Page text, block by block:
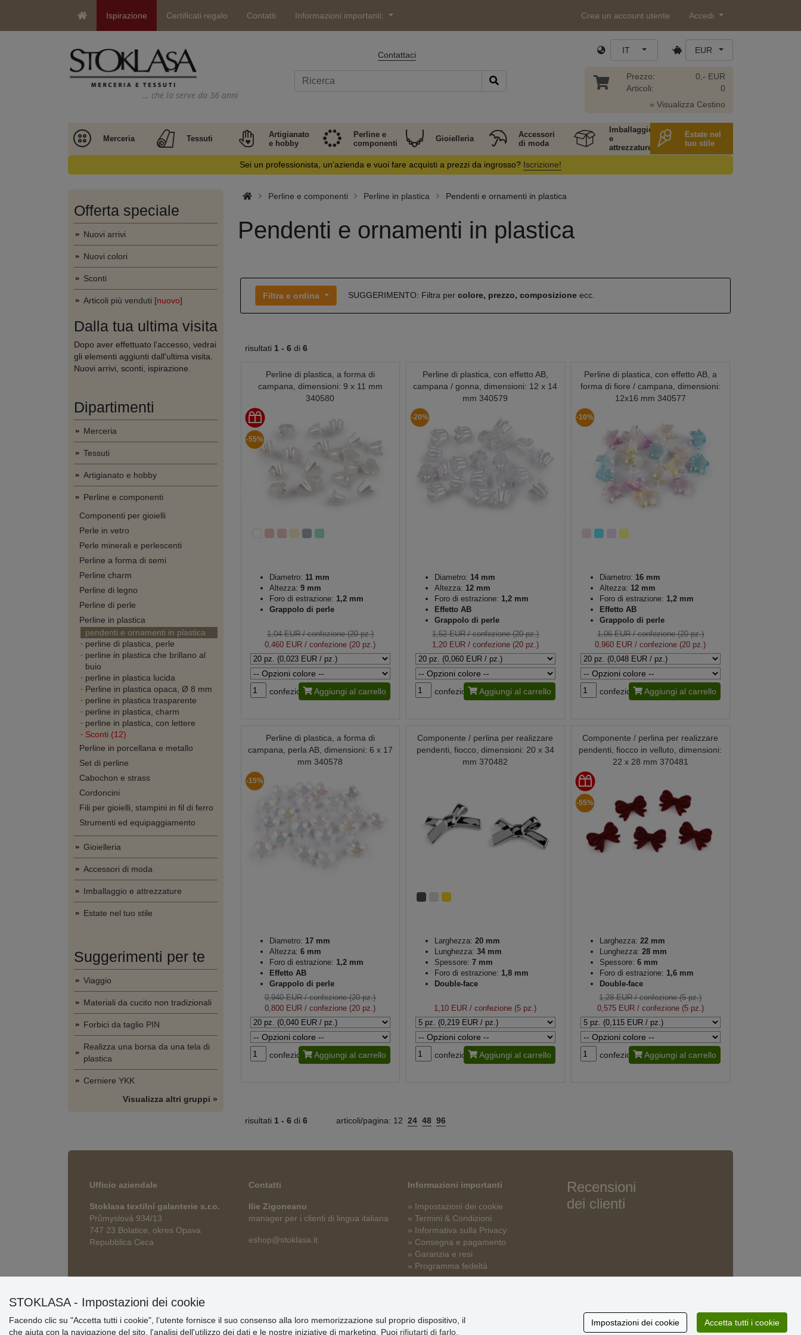
Ispirazione Certificati regalo Contatti Informazioni importanti: Crea un account utente Accedi
… che la serve da 36 anni
Contattaci IT EUR
Prezzo:
Articoli:
0,- EUR
0
» Visualizza Cestino
Merceria Tessuti
Artigianato
e hobby
Perline e
componenti
Gioielleria
Accessori
di moda
Imballaggio
e
attrezzature
Estate nel
tuo stile
Sei un professionista, un'azienda e vuoi fare acquisti a prezzi da ingrosso? Iscrizione!
Offerta speciale
Nuovi arrivi
Nuovi colori
Sconti
Articoli più venduti [nuovo]
Dalla tua ultima visita
Dopo aver effettuato l'accesso, vedrai
gli elementi aggiunti dall'ultima visita.
Nuovi arrivi, sconti, ispirazione.
Dipartimenti
Merceria
Tessuti
Artigianato e hobby
Perline e componenti
Componenti per gioielli
Perle in vetro
Perle minerali e perlescenti
Perline a forma di semi
Perline charm
Perline di legno
Perline di perle
Perline in plastica
pendenti e ornamenti in plastica
perline di plastica, perle
perline in plastica che brillano al
buio
perline in plastica lucida
Perline in plastica opaca, Ø 8 mm
perline in plastica trasparente
perline in plastica, charm
perline in plastica, con lettere
Sconti (12)
Perline in porcellana e metallo
Set di perline
Cabochon e strass
Cordoncini
Fili per gioielli, stampini in fil di ferro
Strumenti ed equipaggiamento
Gioielleria
Accessori di moda
Imballaggio e attrezzature
Estate nel tuo stile
Suggerimenti per te
Viaggio
Materiali da cucito non tradizionali
Forbici da taglio PIN
Realizza una borsa da una tela di
plastica
Cerniere YKK
Visualizza altri gruppi »
Perline e componenti Perline in plastica Pendenti e ornamenti in plastica
Pendenti e ornamenti in plastica
Filtra e ordina SUGGERIMENTO: Filtra per colore, prezzo, composizioneecc.
risultati 1 - 6 di 6
Perline di plastica, a forma di
campana, dimensioni: 9 x 11 mm
340580
-55%
Diametro: 11 mm
Altezza: 9 mm
Foro di estrazione: 1,2 mm
Grappolo di perle
1,04 EUR/ confezione (20 pz.)
0,460 EUR / confezione (20 pz.)
confezione Aggiungi al carrello
Perline di plastica, con effetto AB,
campana / gonna, dimensioni: 12 x 14
mm 340579
-20%
Diametro: 14 mm
Altezza: 12 mm
Foro di estrazione: 1,2 mm
Effetto AB
Grappolo di perle
1,52 EUR/ confezione (20 pz.)
1,20 EUR/ confezione (20 pz.)
confezione Aggiungi al carrello
Perline di plastica, con effetto AB, a
forma di fiore / campana, dimensioni:
12x16 mm 340577
-10%
Diametro: 16 mm
Altezza: 12 mm
Foro di estrazione: 1,2 mm
Effetto AB
Grappolo di perle
1,06 EUR/ confezione (20 pz.)
0,960 EUR / confezione (20 pz.)
confezione Aggiungi al carrello
Perline di plastica, a forma di
campana, perla AB, dimensioni: 6 x 17
mm 340578
-15%
Diametro: 17 mm
Altezza: 6 mm
Foro di estrazione: 1,2 mm
Effetto AB
Grappolo di perle
0,940 EUR/ confezione (20 pz.)
0,800 EUR / confezione (20 pz.)
confezione Aggiungi al carrello
Componente / perlina per realizzare
pendenti, fiocco, dimensioni: 20 x 34
mm 370482
Larghezza: 20 mm
Lunghezza: 34 mm
Spessore: 7 mm
Foro di estrazione: 1,8 mm
Double-face
1,10 EUR / confezione (5 pz.)
confezione Aggiungi al carrello
Componente / perlina per realizzare
pendenti, fiocco in velluto, dimensioni:
22 x 28 mm 370481
-55%
Larghezza: 22 mm
Lunghezza: 28 mm
Spessore: 6 mm
Foro di estrazione: 1,6 mm
Double-face
1,28 EUR/ confezione (5 pz.)
0,575 EUR/ confezione (5 pz.)
confezione Aggiungi al carrello
risultati 1 - 6 di 6 articoli/pagina: 12 24 48 96
Ufficio aziendale
Stoklasa textilní galanterie s.r.o.
Průmyslová 934/13
747 23 Bolatice, okres Opava
Repubblica Ceca
Contatti
Ilie Zigoneanu
manager per i clienti di lingua italiana
eshop@stoklasa.it
Informazioni importanti
» Impostazioni dei cookie
» Termini & Condizioni
» Informativa sulla Privacy
» Consegna e pagamento
» Garanzia e resi
» Programma fedeltà
Recensioni
dei clienti
STOKLASA - Impostazioni dei cookie
Facendo clic su "Accetta tutti i cookie", l’utente fornisce il suo consenso alla loro memorizzazione sul proprio dispositivo, il
che aiuta con la navigazione del sito, l'analisi dell'utilizzo dei dati e le nostre iniziative di marketing. Puoi rifiutarti di farlo
Impostazioni dei cookie Accetta tutti i cookie